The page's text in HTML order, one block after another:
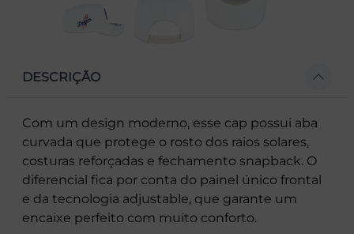
DESCRIÇÃO
Com um design moderno, esse cap possui aba
curvada que protege o rosto dos raios solares,
costuras reforçadas e fechamento snapback. O
diferencial fica por conta do painel único frontal
e da tecnologia adjustable, que garante um
encaixe perfeito com muito conforto.